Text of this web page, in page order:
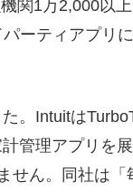
関1万2,000以
ーティアプリ
。Intuitは
管理アプリを
せん。同社は